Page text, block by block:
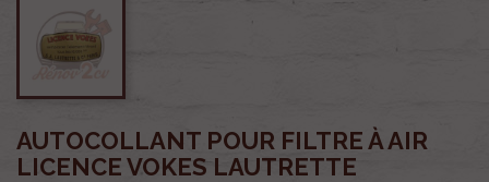
AUTOCOLLANT POUR FILTRE À AIR
LICENCE VOKES LAUTRETTE